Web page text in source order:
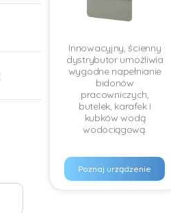
Innowacyjny, ścienny
dystrybutor umożliwia
wygodne napełnianie
bidonów
pracowniczych,
butelek, karafek i
kubków wodą
wodociągową.
Poznaj urządzenie